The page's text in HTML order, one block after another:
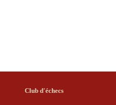
Club d'échecs